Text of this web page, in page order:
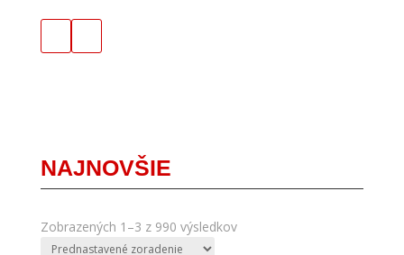
NAJNOVŠIE
Zobrazených 1–3 z 990 výsledkov